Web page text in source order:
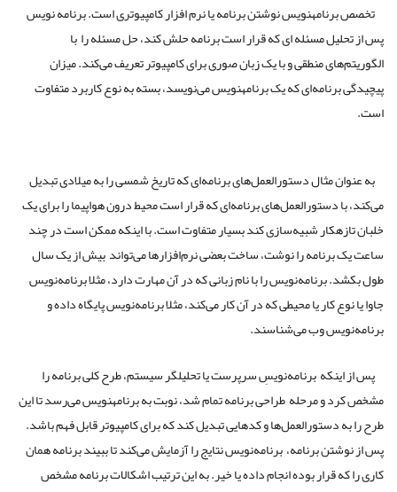
تخصص برنامه​نویس نوشتن برنامه یا نرم افزار کامپیوتری است. برنامه نویس
پس از تحلیل مسئله ای که قرار است برنامه حلش کند، حل مسئله را با
الگوریتم‌های منطقی و با یک زبان صوری برای کامپیوتر تعریف می‌کند. میزان
پیچیدگی برنامه‌ای که یک برنامه​نویس می‌نویسد، بسته به نوع کاربرد متفاوت
است.
به عنوان مثال دستورالعمل‌های برنامه‌ای که تاریخ شمسی را به میلادی تبدیل
می‌کند، با دستورالعمل‌های برنامه‌ای که قرار است محیط درون هواپیما را برای یک
خلبان تازه​کار شبیه‌سازی کند بسیار متفاوت است. با اینکه ممکن است در چند
ساعت یک برنامه را نوشت، ساخت بعضی نرم‌افزارها می‌تواند بیش از یک سال
طول بکشد. برنامه‌نویس را با نام زبانی که در آن مهارت دارد، مثلا برنامه‌نویس
جاوا یا نوع کار یا محیطی که در آن کار می‌کند، مثلا برنامه‌نویس پایگاه داده و
برنامه‌نویس وب می‌شناسند.
پس از اینکه برنامه‌نویسِ سرپرست یا تحلیلگر سیستم، طرح کلی برنامه را
مشخص کرد و مرحله طراحی برنامه تمام شد، نوبت به برنامه​نویس می‌رسد تا این
طرح را به دستورالعمل‌ها و کدهایی تبدیل کند که برای کامپیوتر قابل فهم باشد.
پس از نوشتن برنامه، برنامه‌نویس نتایج را آزمایش می‌کند تا ببیند برنامه همان
کاری را که قرار بوده انجام داده یا خیر. به این ترتیب اشکالات برنامه مشخص